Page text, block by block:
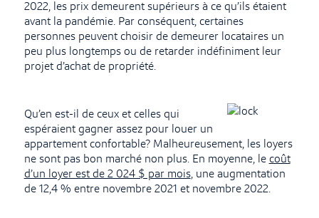
2022, les prix demeurent supérieurs à ce qu’ils étaient
avant la pandémie. Par conséquent, certaines
personnes peuvent choisir de demeurer locataires un
peu plus longtemps ou de retarder indéfiniment leur
projet d’achat de propriété.
Qu’en est-il de ceux et celles qui
espéraient gagner assez pour louer un
appartement confortable? Malheureusement, les loyers
ne sont pas bon marché non plus. En moyenne, le coût
d’un loyer est de 2 024 $ par mois, une augmentation
de 12,4 % entre novembre 2021 et novembre 2022.